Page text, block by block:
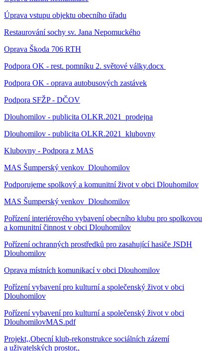
Úprava vstupu objektu obecního úřadu
Restaurování sochy sv. Jana Nepomuckého
Oprava Škoda 706 RTH
Podpora OK - rest. pomníku 2. světové války.docx
Podpora OK - oprava autobusových zastávek
Podpora SFŽP - DČOV
Dlouhomilov - publicita OLKR.2021_prodejna
Dlouhomilov - publicita OLKR.2021_klubovny
Klubovny - Podpora z MAS
MAS Šumperský venkov_Dlouhomilov
Podporujeme spolkový a komunitní život v obci Dlouhomilov
MAS Šumperský venkov_Dlouhomilov
Pořízení interiérového vybavení obecního klubu pro spolkovou
a komunitní činnost v obci Dlouhomilov
Pořízení ochranných prostředků pro zasahující hasiče JSDH
Dlouhomilov
Oprava místních komunikací v obci Dlouhomilov
Pořízení vybavení pro kulturní a společenský život v obci
Dlouhomilov
Pořízení vybavení pro kulturní a společenský život v obci
DlouhomilovMAS.pdf
Projekt,,Obecní klub-rekonstrukce sociálních zázemí
a uživatelských prostor,,